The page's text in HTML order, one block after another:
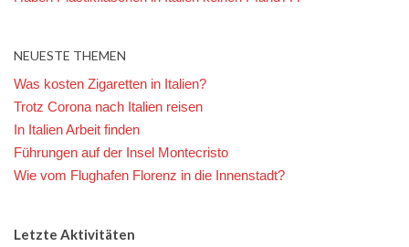
NEUESTE THEMEN
Was kosten Zigaretten in Italien?
Trotz Corona nach Italien reisen
In Italien Arbeit finden
Führungen auf der Insel Montecristo
Wie vom Flughafen Florenz in die Innenstadt?
Letzte Aktivitäten